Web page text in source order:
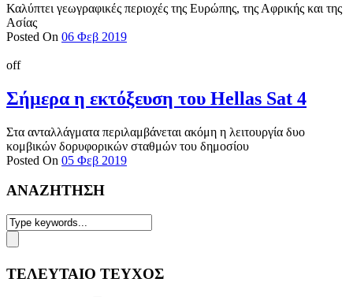
Καλύπτει γεωγραφικές περιοχές της Ευρώπης, της Αφρικής και της
Ασίας
Posted On 06 Φεβ 2019
off
Σήμερα η εκτόξευση του Hellas Sat 4
Στα ανταλλάγματα περιλαμβάνεται ακόμη η λειτουργία δυο
κομβικών δορυφορικών σταθμών του δημοσίου
Posted On 05 Φεβ 2019
ΑΝΑΖΗΤΗΣΗ
ΤΕΛΕΥΤΑΙΟ ΤΕΥΧΟΣ